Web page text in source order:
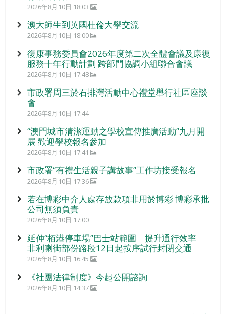
2026年8月10日 18:03
澳大師生到英國杜倫大學交流
2026年8月10日 18:00
復康事務委員會2026年度第二次全體會議及康復
服務十年行動計劃 跨部門協調小組聯合會議
2026年8月10日 17:48
市政署周三於石排灣活動中心禮堂舉行社區座談
會
2026年8月10日 17:44
“澳門城市清潔運動之學校宣傳推廣活動”九月開
展 歡迎學校報名參加
2026年8月10日 17:41
市政署“有禮生活親子講故事”工作坊接受報名
2026年8月10日 17:36
若在博彩中介人處存放款項非用於博彩 博彩承批
公司無須負責
2026年8月10日 17:00
延伸“栢港停車場”巴士站範圍 提升通行效率
非利喇街部份路段12日起按序試行封閉交通
2026年8月10日 16:45
《社團法律制度》今起公開諮詢
2026年8月10日 14:37